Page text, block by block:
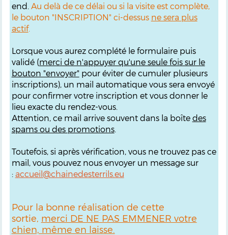
end. Au delà de ce délai ou si la visite est complète,
le bouton "INSCRIPTION" ci-dessus ne sera plus
actif.
Lorsque vous aurez complété le formulaire puis
validé (merci de n'appuyer qu'une seule fois sur le
bouton "envoyer" pour éviter de cumuler plusieurs
inscriptions), un mail automatique vous sera envoyé
pour confirmer votre inscription et vous donner le
lieu exacte du rendez-vous.
Attention, ce mail arrive souvent dans la boîte des
spams ou des promotions.
Toutefois, si après vérification, vous ne trouvez pas ce
mail, vous pouvez nous envoyer un message sur
: accueil@chainedesterrils.eu
Pour la bonne réalisation de cette
sortie, merci DE NE PAS EMMENER votre
chien, même en laisse.